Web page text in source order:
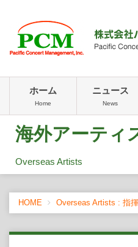
ホーム
Home
ニュース
News
海外アーティ
Overseas Artists
HOME Overseas Artists : 指